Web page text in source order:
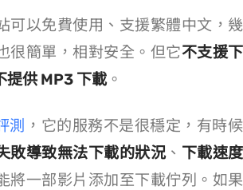
可以免費使用、支援繁體中文，幾
很簡單，相對安全。但它不支援下
提供 MP3 下載。
評測 ，它的服務不是很穩定，有時候
敗導致無法下載的狀況、 下載速度
將一部影片添加至下載佇列。如果